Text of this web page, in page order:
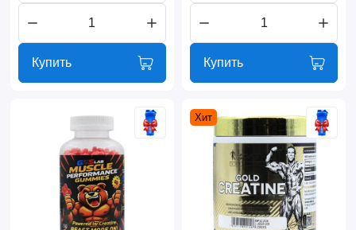
Купить Купить
Хит